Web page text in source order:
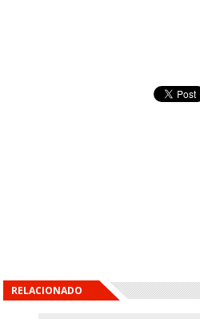
RELACIONADO